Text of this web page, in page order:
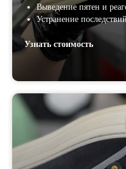
Выведение пятен и
Устранение
Узнать стоимость